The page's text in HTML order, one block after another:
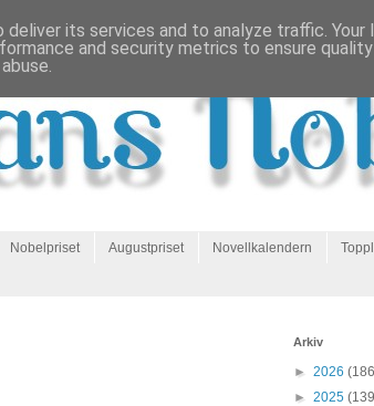
Nobelpriset Augustpriset Novellkalendern
Arkiv
► 2026
► 2025
its services and to analyze traffic. Your
and security metrics to ensure